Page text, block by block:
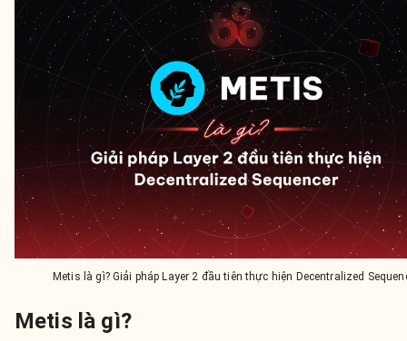
Metis là gì? Giải pháp Layer 2 đầu tiên thực hiện Decentralized
Metis là gì?